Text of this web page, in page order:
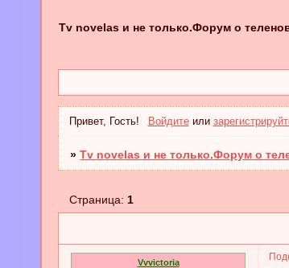
Tv novelas и не только.Форум о
Привет, Гость! Войдитеили
»Tv novelas и не только.Форум о
Страница:1
Vvvictoria